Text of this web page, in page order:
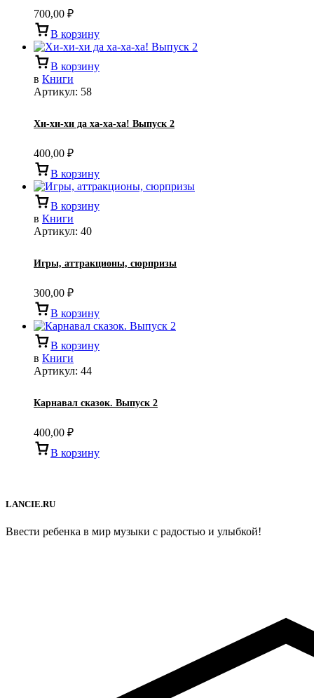
700,00 ₽
В корзину
В корзину
в Книги
Артикул: 58
Хи-хи-хи да ха-ха-ха! Выпуск 2
400,00 ₽
В корзину
В корзину
в Книги
Артикул: 40
Игры, аттракционы, сюрпризы
300,00 ₽
В корзину
В корзину
в Книги
Артикул: 44
Карнавал сказок. Выпуск 2
400,00 ₽
В корзину
LANCIE.RU
Ввести ребенка в мир музыки с радостью и улыбкой!